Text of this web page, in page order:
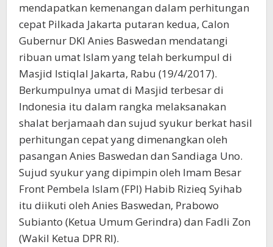
mendapatkan kemenangan dalam perhitungan
cepat Pilkada Jakarta putaran kedua, Calon
Gubernur DKI Anies Baswedan mendatangi
ribuan umat Islam yang telah berkumpul di
Masjid Istiqlal Jakarta, Rabu (19/4/2017).
Berkumpulnya umat di Masjid terbesar di
Indonesia itu dalam rangka melaksanakan
shalat berjamaah dan sujud syukur berkat hasil
perhitungan cepat yang dimenangkan oleh
pasangan Anies Baswedan dan Sandiaga Uno.
Sujud syukur yang dipimpin oleh Imam Besar
Front Pembela Islam (FPI) Habib Rizieq Syihab
itu diikuti oleh Anies Baswedan, Prabowo
Subianto (Ketua Umum Gerindra) dan Fadli Zon
(Wakil Ketua DPR RI).